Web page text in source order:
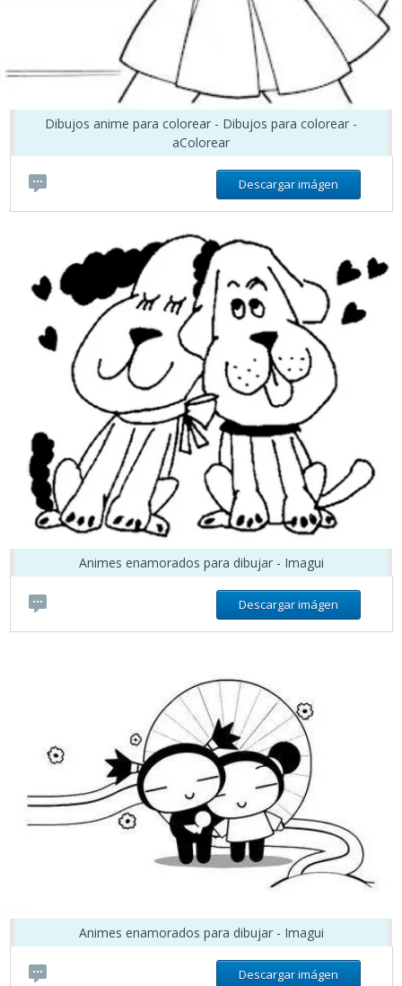
Dibujos anime para colorear - Dibujos para colorear -
aColorear
Descargar imágen
Animes enamorados para dibujar - Imagui
Descargar imágen
Animes enamorados para dibujar - Imagui
Descargar imágen